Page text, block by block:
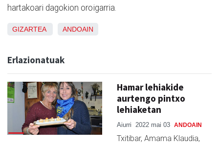
hartakoari dagokion oroigarria.
GIZARTEA ANDOAIN
Erlazionatuak
Hamar lehiakide
aurtengo pintxo
lehiaketan
Aiurri 2022 mai 03 ANDOAIN
Txitibar, Amama Klaudia,